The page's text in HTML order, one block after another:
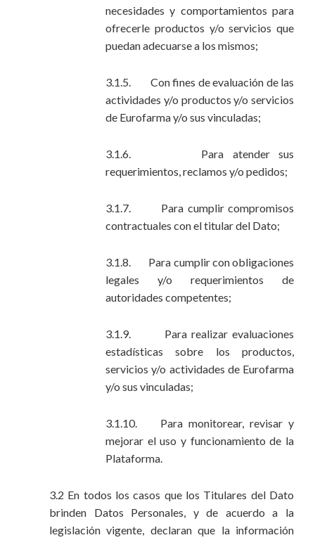
necesidades y comportamientos para
ofrecerle productos y/o servicios que
puedan adecuarse a los mismos;
3.1.5. Con fines de evaluación de las
actividades y/o productos y/o servicios
de Eurofarma y/o sus vinculadas;
3.1.6. Para atender sus
requerimientos, reclamos y/o pedidos;
3.1.7. Para cumplir compromisos
contractuales con el titular del Dato;
3.1.8. Para cumplir con obligaciones
legales y/o requerimientos de
autoridades competentes;
3.1.9. Para realizar evaluaciones
estadísticas sobre los productos,
servicios y/o actividades de Eurofarma
y/o sus vinculadas;
3.1.10. Para monitorear, revisar y
mejorar el uso y funcionamiento de la
Plataforma.
3.2 En todos los casos que los Titulares del Dato
brinden Datos Personales, y de acuerdo a la
legislación vigente, declaran que la información